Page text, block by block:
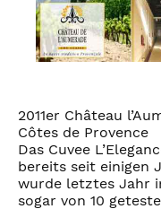
2011er Château
Côtes de Provence
Das Cuvee
bereits seit einigen
wurde letztes Jahr
sogar von 10